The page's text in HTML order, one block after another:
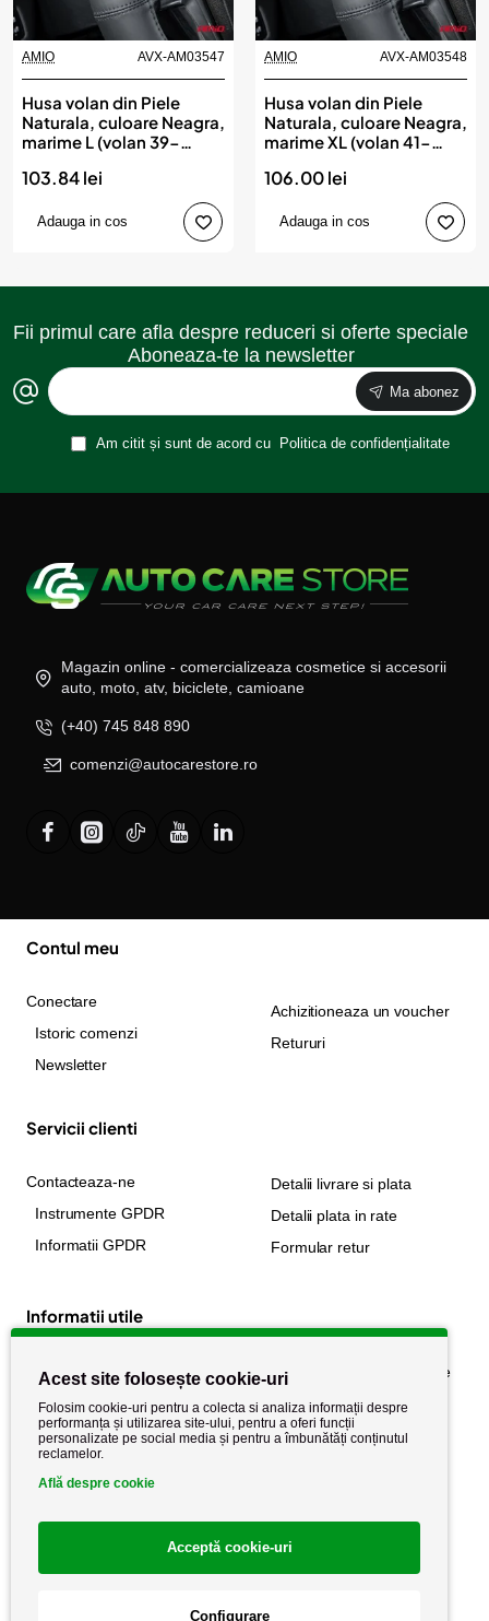
AMIO AVX-AM03547
Husa volan din Piele
Naturala, culoare Neagra,
marime L (volan 39-
AMIO
103.84 lei
Adauga in cos
AMIO AVX-AM03548
Husa volan din Piele
Naturala, culoare Neagra,
marime XL (volan 41-
AMIO
106.00 lei
Adauga in cos
Fii primul care afla despre reduceri si oferte speciale
Aboneaza-te la newsletter
Ma abonez
Am citit și sunt de acord cu Politica de confidențialitate
Magazin online - comercializeaza cosmetice si accesorii
auto, moto, atv, biciclete, camioane
(+40) 745 848 890
comenzi@autocarestore.ro
Contul meu
Conectare
Istoric comenzi
Newsletter
Achizitioneaza un voucher
Retururi
Servicii clienti
Contacteaza-ne
Instrumente GPDR
Informatii GPDR
Detalii livrare si plata
Detalii plata in rate
Formular retur
Informatii utile
Despre noi
Stiri si noutati
Politica de cookie
Politica de confidențialitate
Politica de retur
Termeni si conditii
Acest site folosește cookie-uri
Folosim cookie-uri pentru a colecta si analiza informații despre
performanța și utilizarea site-ului, pentru a oferi funcții
personalizate pe social media și pentru a îmbunătăți conținutul
reclamelor.
Află despre cookie
Acceptă cookie-uri
Configurare